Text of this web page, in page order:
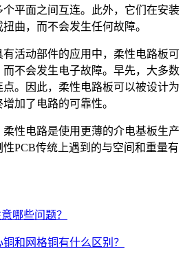
平面之间互连。此外，它们在安装
曲，而不会发生任何故障。
活动部件的应用中，柔性电路板可
不会发生电子故障。早先，大多数
。因此，柔性电路板可以被设计为
加了电路的可靠性。
性电路是使用更薄的介电基板生产
PCB传统上遇到的与空间和重量有
哪些问题？
和网格铜有什么区别？